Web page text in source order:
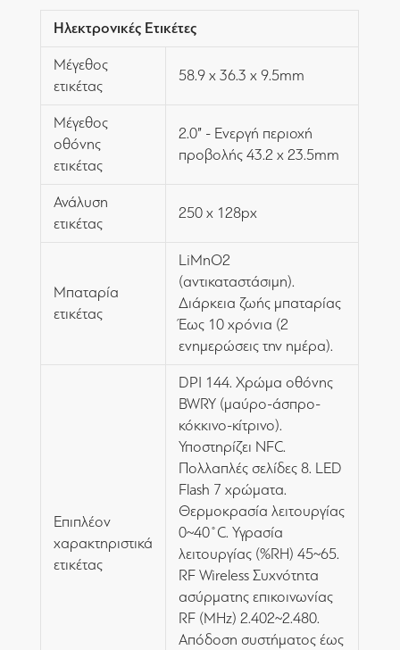
Ηλεκτρονικές Ετικέτες
Μέγεθος
ετικέτας
58.9 x 36.3 x 9.5mm
Μέγεθος
οθόνης
ετικέτας
2.0” - Ενεργή περιοχή
προβολής 43.2 x 23.5mm
Ανάλυση
ετικέτας
250 x 128px
Μπαταρία
ετικέτας
LiMnO2
(αντικαταστάσιμη).
Διάρκεια ζωής μπαταρίας
Έως 10 χρόνια (2
ενημερώσεις την ημέρα).
Επιπλέον
χαρακτηριστικά
ετικέτας
DPI 144. Χρώμα οθόνης
BWRY (μαύρο-άσπρο-
κόκκινο-κίτρινο).
Υποστηρίζει NFC.
Πολλαπλές σελίδες 8. LED
Flash 7 χρώματα.
Θερμοκρασία λειτουργίας
0~40˚C. Υγρασία
λειτουργίας (%RH) 45~65.
RF Wireless Συχνότητα
ασύρματης επικοινωνίας
RF (MHz) 2.402~2.480.
Απόδοση συστήματος έως